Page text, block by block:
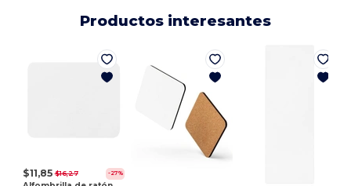
Productos interesantes
$11,85 $16,27 -27%